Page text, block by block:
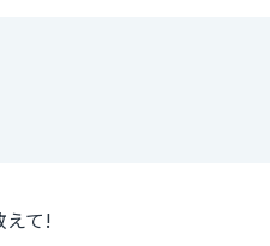
えて!